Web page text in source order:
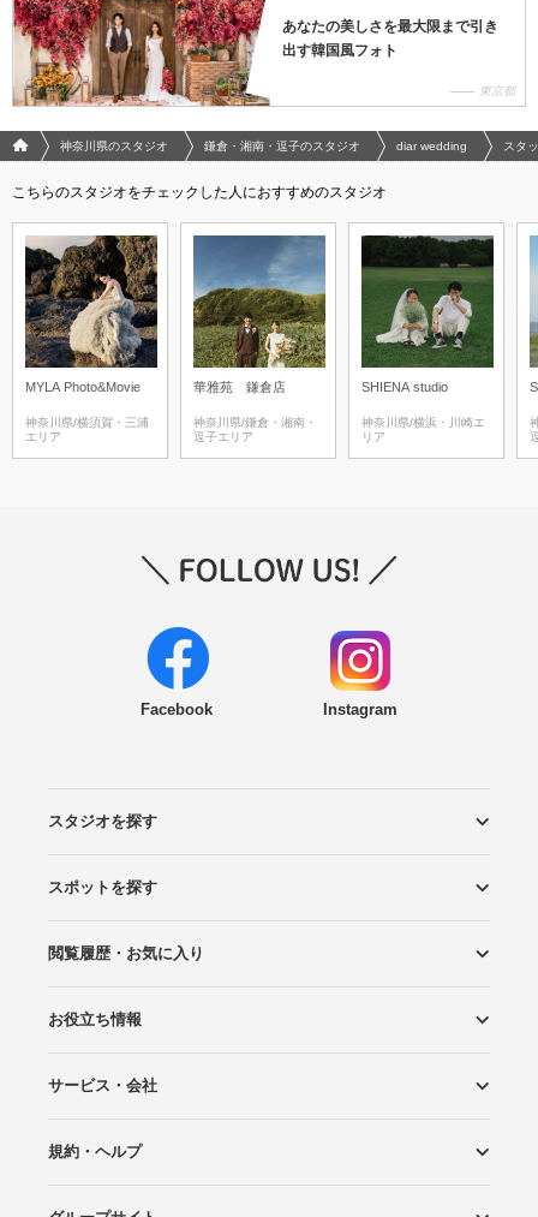
あなたの美しさを最大限まで引き
出す韓国風フォト
東京都
フォトウエディング/結婚写真のPhotorait ホーム
神奈川県のスタジオ 鎌倉・湘南・逗子のスタジオ diar wedding スタ
こちらのスタジオをチェックした人におすすめのスタジオ
MYLA Photo&Movie
神奈川県/横須賀・三浦
エリア
華雅苑 鎌倉店
神奈川県/鎌倉・湘南・
逗子エリア
SHIENA studio
神奈川県/横浜・川崎エ
リア
Facebook Instagram
スタジオを探す
エリアから探す
こだわりから探す
NEW PHOTO STYLE
プランから探す
フォトタイプ診断
フォトグラファーから探す
国内リゾートから探す
スポットを探す
ロケーションから探す
スタジオから探す
閲覧履歴・お気に入り
閲覧スタジオ
お気に入り
お役立ち情報
Wedding Photo マガジン
はじめてガイド
サービス・会社
Photoraitとは
スタジオの掲載について
お問い合わせ
運営会社
サイトマップ
規約・ヘルプ